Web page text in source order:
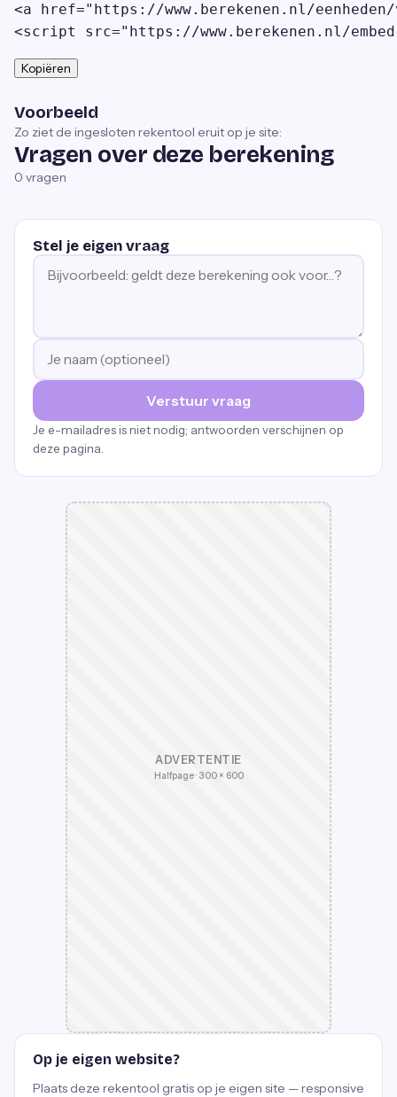
<a href="https://www.berekenen.nl/
<script src="https://www.berekenen.nl/
Kopiëren
Voorbeeld
Zo ziet de ingesloten rekentool eruit op je site:
Vragen over deze berekening
0 vragen
Stel je eigen vraag
Verstuur vraag
Je e-mailadres is niet nodig; antwoorden verschijnen op
deze pagina.
ADVERTENTIE
Halfpage · 300 × 600
Op je eigen website?
Plaats deze rekentool gratis op je eigen site — responsive